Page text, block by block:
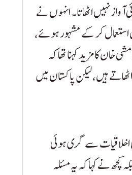
آواز نہیں اٹھاتا۔ انہوں نے
استعمال کر کے مشہور ہوئے،
سکھائیں۔ مشی خان کا مزید کہنا تھا کہ
ہیں، لیکن پاکستان میں
اخلاقیات سے گری ہوئی
نے کہا کہ یہ مسئلہ